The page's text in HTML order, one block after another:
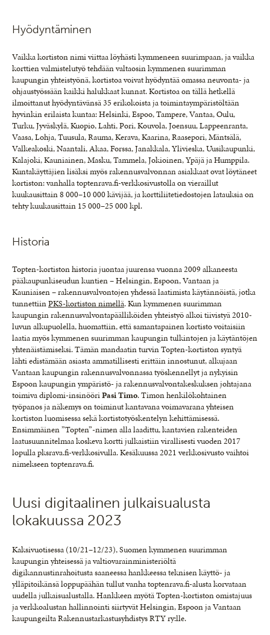
Hyödyntäminen
Vaikka kortiston nimi viittaa löyhästi kymmeneen suurimpaan, ja vaikka
korttien valmistelutyö tehdään valtaosin kymmenen suurimman
kaupungin yhteistyönä, kortistoa voivat hyödyntää omassa neuvonta- ja
ohjaustyössään kaikki halukkaat kunnat. Kortistoa on tällä hetkellä
ilmoittanut hyödyntävänsä 35 erikokoista ja toimintaympäristöltään
hyvinkin erilaista kuntaa: Helsinki, Espoo, Tampere, Vantaa, Oulu,
Turku, Jyväskylä, Kuopio, Lahti, Pori, Kouvola, Joensuu, Lappeenranta,
Vaasa, Lohja, Tuusula, Rauma, Kerava, Kaarina, Raasepori, Mäntsälä,
Valkeakoski, Naantali, Akaa, Forssa, Janakkala, Ylivieska, Uusikaupunki,
Kalajoki, Kauniainen, Masku, Tammela, Jokioinen, Ypäjä ja Humppila.
Kuntakäyttäjien lisäksi myös rakennusvalvonnan asiakkaat ovat löytäneet
kortiston: vanhalla toptenrava.fi-verkkosivustolla on vieraillut
kuukausittain 8 000–10 000 kävijää, ja korttiliitetiedostojen latauksia on
tehty kuukausittain 15 000–25 000 kpl.
Historia
Topten-kortiston historia juontaa juurensa vuonna 2009 alkaneesta
pääkaupunkiseudun kuntien – Helsingin, Espoon, Vantaan ja
Kauniaisen – rakennusvalvontojen yhdessä laatimista käytännöistä, jotka
tunnettiinPKS-kortiston nimellä. Kun kymmenen suurimman
kaupungin rakennusvalvontapäälliköiden yhteistyö alkoi tiivistyä 2010-
luvun alkupuolella, huomattiin, että samantapainen kortisto voitaisiin
laatia myös kymmenen suurimman kaupungin tulkintojen ja käytäntöjen
yhtenäistämiseksi. Tämän mandaatin turvin Topten-kortiston syntyä
lähti edistämään asiasta ammatillisesti erittäin innostunut, alkujaan
Vantaan kaupungin rakennusvalvonnassa työskennellyt ja nykyisin
Espoon kaupungin ympäristö- ja rakennusvalvontakeskuksen johtajana
toimiva diplomi-insinööriPasi Timo. Timon henkilökohtainen
työpanos ja näkemys on toiminut kantavana voimavarana yhteisen
kortiston luomisessa sekä kortistotyöskentelyn kehittämisessä.
Ensimmäinen ”Topten”-nimen alla laadittu, kantavien rakenteiden
laatusuunnitelmaa koskeva kortti julkaistiin virallisesti vuoden 2017
lopulla pksrava.fi-verkkosivulla. Kesäkuussa 2021 verkkosivusto vaihtoi
nimekseen toptenrava.fi.
Uusi digitaalinen julkaisualusta
lokakuussa 2023
Kaksivuotisessa (10/21–12/23), Suomen kymmenen suurimman
kaupungin yhteisessä ja valtiovarainministeriöltä
digikannustinrahoitusta saaneessa hankkeessa teknisen käyttö- ja
ylläpitoikänsä loppupäähän tullut vanha toptenrava.fi-alusta korvataan
uudella julkaisualustalla. Hankkeen myötä Topten-kortiston omistajuus
ja verkkoalustan hallinnointi siirtyvät Helsingin, Espoon ja Vantaan
kaupungeilta Rakennustarkastusyhdistys RTY ry:lle.